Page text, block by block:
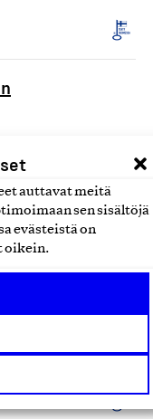
auttavat meitä
sen sisältöjä
evästeistä on
oikein.
Oy, Tuote